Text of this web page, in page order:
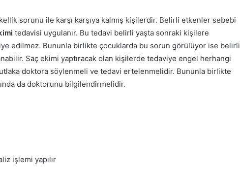
sorunu ile karşı karşıya kalmış kişilerdir. Belirli etkenler sebebi
tedavisi uygulanır. Bu tedavi belirli yaşta sonraki kişilere
edilmez. Bununla birlikte çocuklarda bu sorun görülüyor ise belirli
Saç ekimi yaptıracak olan kişilerde tedaviye engel herhangi
doktora söylenmeli ve tedavi ertelenmelidir. Bununla birlikte
da doktorunu bilgilendirmelidir.
işlemi yapılır